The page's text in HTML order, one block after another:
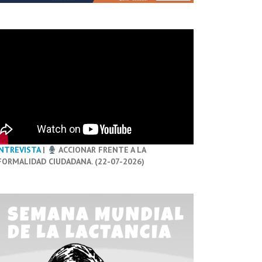
|
ACCIONAR FRENTE A LA
CIUDADANA. (22-07-2026)